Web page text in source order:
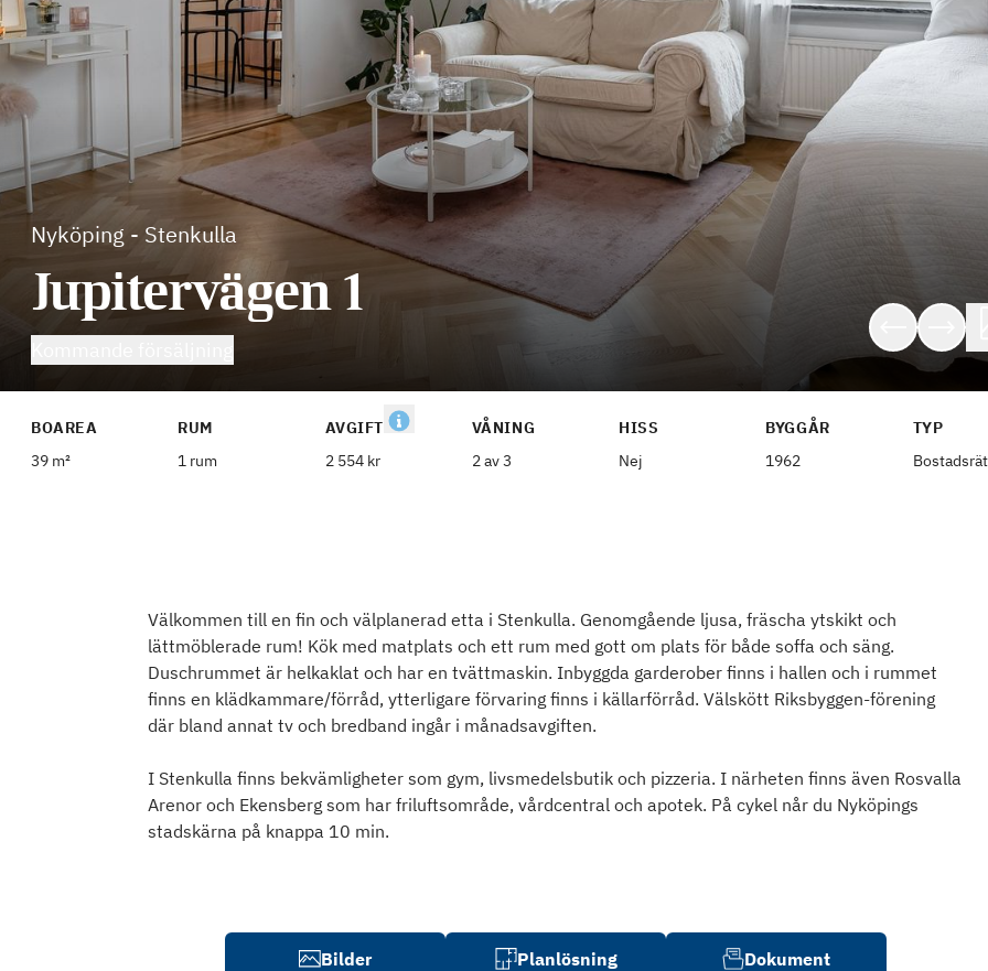
Nyköping - Stenkulla
Jupitervägen 1
BOAREA
39 m²
RUM
1 rum
AVGIFT
2 554 kr
VÅNING
2 av 3
HISS
Nej
BYGGÅR
1962
TYP
Välkommen till en fin och välplanerad etta i Stenkulla. Genomgående ljusa, fräscha ytskikt och
lättmöblerade rum! Kök med matplats och ett rum med gott om plats för både soffa och säng.
Duschrummet är helkaklat och har en tvättmaskin. Inbyggda garderober finns i hallen och i rummet
finns en klädkammare/förråd, ytterligare förvaring finns i källarförråd. Välskött Riksbyggen-förening
där bland annat tv och bredband ingår i månadsavgiften.
I Stenkulla finns bekvämligheter som gym, livsmedelsbutik och pizzeria. I närheten finns även Rosvalla
Arenor och Ekensberg som har friluftsområde, vårdcentral och apotek. På cykel når du Nyköpings
stadskärna på knappa 10 min.
Bilder Planlösning Dokument